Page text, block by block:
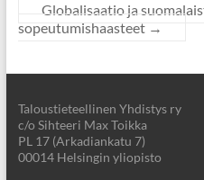
Globalisaatio ja
sopeutumishaasteet →
Taloustieteellinen Yhdistys ry
c/o Sihteeri Max Toikka
PL 17 (Arkadiankatu 7)
00014 Helsingin yliopisto